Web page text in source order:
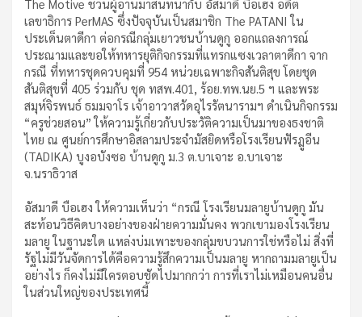
The Motive ชวนผู้อ่านมาสนทนากับ อัสมาดี บือเฮง อดีต
เลขาธิการ PerMAS ซึ่งปัจจุบันเป็นสมาชิก The PATANI ใน
ประเด็นตาดีกา ต่อกรณีกลุ่มเยาวชนบ้านดูกู ออกแถลงการณ์
ประณามและขอให้ทหารยุติกิจกรรมที่แทรกแซงเวลาตาดีกา จาก
กรณี ที่ทหารชุดควบคุมที่ 954 หน่วยเฉพาะกิจสันติสุข โดยชุด
สันติสุขที่ 405 ร่วมกับ ชุด ทสพ.401, ร้อย.ทพ.นย.5 ฯ และพระ
สมุห์จิรพนธ์ ธมมจาโร เจ้าอาวาสวัดอุไรรัตนารามฯ ดำเนินกิจกรรม
“ครูช่วยสอน” ให้ความรู้เกี่ยวกับประวัติความเป็นมาของธงชาติ
ไทย ณ ศูนย์การศึกษาอิสลามประจำมัสยิดหรือโรงเรียนฟัรฎูอีน
(TADIKA) บูงอบังซอ บ้านดูกู ม.3 ต.บาเจาะ อ.บาเจาะ
จ.นราธิวาส
อัสมาดี บือเฮง ให้ความเห็นว่า “กรณี โรงเรียนมลายูบ้านดูกู มัน
สะท้อนวิธีคิดบางอย่างของฝ่ายความมั่นคง พวกเขามองโรงเรียน
มลายู ในฐานะใด แหล่งบ่มเพาะของกลุ่มขบวนการใช่หรือไม่ สิ่งที่
รัฐไม่มีวันจัดการได้คือความรู้สึกความเป็นมลายู หากถามมลายูเป็น
อย่างไร ก็คงไม่มีใครตอบชัดไปมากกว่า การที่เราไม่เหมือนคนอื่น
ในส่วนใหญ่ของประเทศนี้